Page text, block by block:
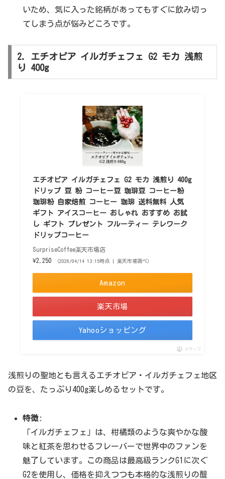
いため、気に入った銘柄があってもすぐに飲み切っ
てしまう点が悩みどころです。
2. エチオピア イルガチェフェ G2 モカ 浅煎
り 400g
エチオピア イルガチェフェ G2 モカ 浅煎り 400g
ドリップ 豆 粉 コーヒー豆 珈琲豆 コーヒー粉
珈琲粉 自家焙煎 コーヒー 珈琲 送料無料 人気
ギフト アイスコーヒー おしゃれ おすすめ お試
し ギフト プレゼント フルーティー テレワーク
ドリップコーヒー
SurpriseCoffee楽天市場店
¥2,250
（2026/04/14 13:15時点 | 楽天市場調べ）
Amazon
楽天市場
Yahooショッピング
ポチップ
浅煎りの聖地とも言えるエチオピア・イルガチェフェ地区
の豆を、たっぷり400g楽しめるセットです。
特徴:
「イルガチェフェ」は、柑橘類のような爽やかな酸
味と紅茶を思わせるフレーバーで世界中のファンを
魅了しています。この商品は最高級ランクG1に次ぐ
G2を使用し、価格を抑えつつも本格的な浅煎りの醍